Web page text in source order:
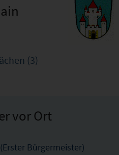
(3)
vor Ort
Bürgermeister)